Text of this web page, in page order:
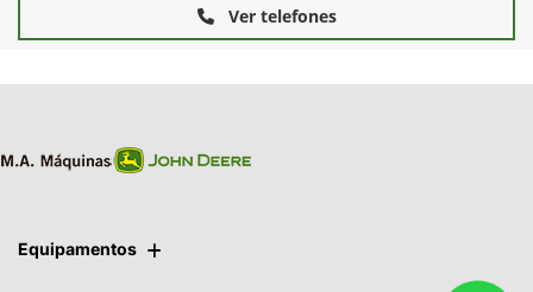
Ver telefones
Equipamentos